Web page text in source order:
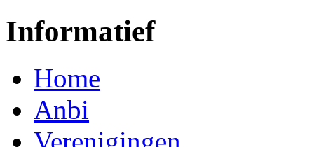
Informatief
Home
Anbi
Verenigingen